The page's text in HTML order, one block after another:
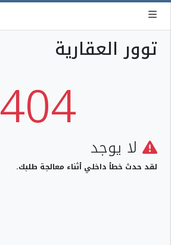
توور العقارية
404 لا يوجد
لقد حدث خطأ داخلي أثناء معالجة طلبك.